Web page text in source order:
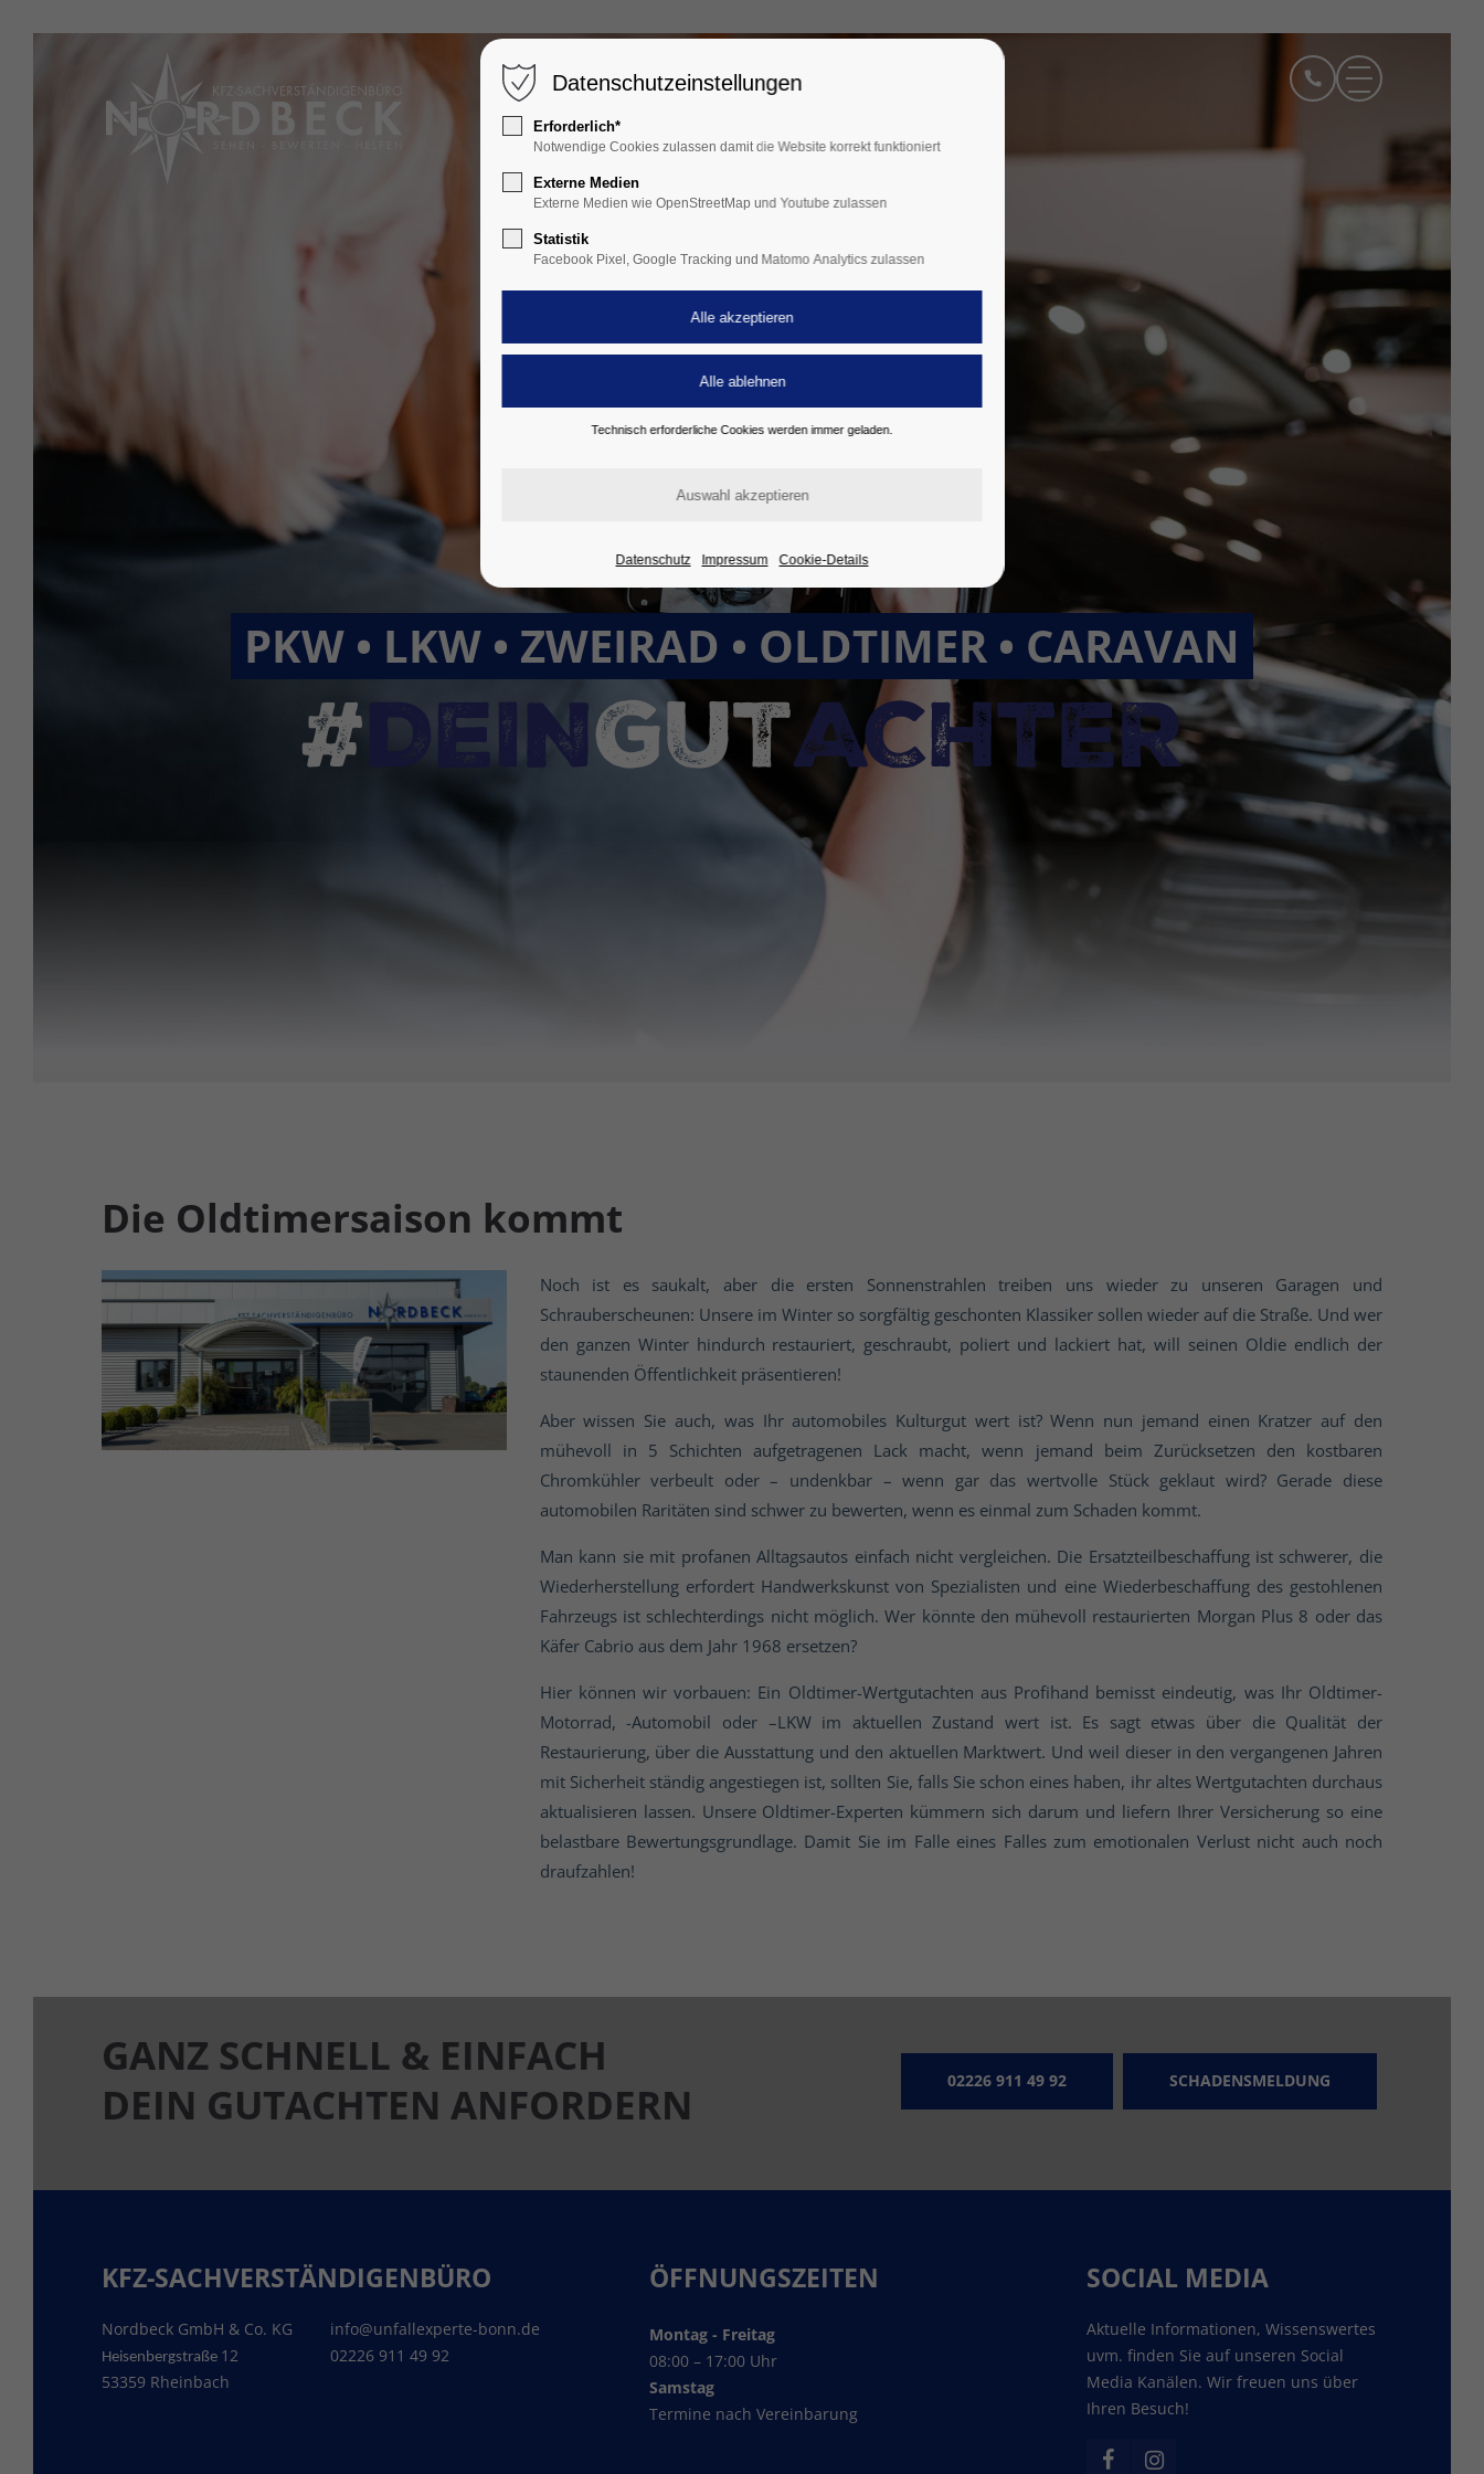
PKW • LKW • ZWEIRAD • OLDTIMER • CARAVAN
Die Oldtimersaison kommt
Noch ist es saukalt, aber die ersten Sonnenstrahlen treiben uns wieder zu unseren Garagen und
Schrauberscheunen: Unsere im Winter so sorgfältig geschonten Klassiker sollen wieder auf die Straße. Und wer
den ganzen Winter hindurch restauriert, geschraubt, poliert und lackiert hat, will seinen Oldie endlich der
staunenden Öffentlichkeit präsentieren!
Aber wissen Sie auch, was Ihr automobiles Kulturgut wert ist? Wenn nun jemand einen Kratzer auf den
mühevoll in 5 Schichten aufgetragenen Lack macht, wenn jemand beim Zurücksetzen den kostbaren
Chromkühler verbeult oder – undenkbar – wenn gar das wertvolle Stück geklaut wird? Gerade diese
automobilen Raritäten sind schwer zu bewerten, wenn es einmal zum Schaden kommt.
Man kann sie mit profanen Alltagsautos einfach nicht vergleichen. Die Ersatzteilbeschaffung ist schwerer, die
Wiederherstellung erfordert Handwerkskunst von Spezialisten und eine Wiederbeschaffung des gestohlenen
Fahrzeugs ist schlechterdings nicht möglich. Wer könnte den mühevoll restaurierten Morgan Plus 8 oder das
Käfer Cabrio aus dem Jahr 1968 ersetzen?
Hier können wir vorbauen: Ein Oldtimer-Wertgutachten aus Profihand bemisst eindeutig, was Ihr Oldtimer-
Motorrad, -Automobil oder –LKW im aktuellen Zustand wert ist. Es sagt etwas über die Qualität der
Restaurierung, über die Ausstattung und den aktuellen Marktwert. Und weil dieser in den vergangenen Jahren
mit Sicherheit ständig angestiegen ist, sollten Sie, falls Sie schon eines haben, ihr altes Wertgutachten durchaus
aktualisieren lassen. Unsere Oldtimer-Experten kümmern sich darum und liefern Ihrer Versicherung so eine
belastbare Bewertungsgrundlage. Damit Sie im Falle eines Falles zum emotionalen Verlust nicht auch noch
draufzahlen!
GANZ SCHNELL & EINFACH
DEIN GUTACHTEN ANFORDERN
02226 911 49 92 SCHADENSMELDUNG
KFZ-SACHVERSTÄNDIGENBÜRO
Nordbeck GmbH & Co. KG
Heisenbergstraße 12
53359 Rheinbach
info@unfallexperte-bonn.de
02226 911 49 92
ÖFFNUNGSZEITEN
Montag - Freitag
08:00 – 17:00 Uhr
Samstag
Termine nach Vereinbarung
SOCIAL MEDIA
Aktuelle Informationen, Wissenswertes
uvm. finden Sie auf unseren Social
Media Kanälen. Wir freuen uns über
Ihren Besuch!
Datenschutzeinstellungen
Erforderlich*
Notwendige Cookies zulassen damit die Website korrekt funktioniert
Externe Medien
Externe Medien wie OpenStreetMap und Youtube zulassen
Statistik
Facebook Pixel, Google Tracking und Matomo Analytics zulassen
Technisch erforderliche Cookies werden immer geladen.
Datenschutz Impressum Cookie-Details